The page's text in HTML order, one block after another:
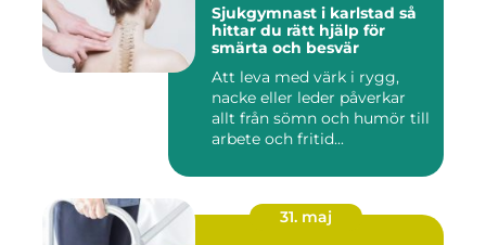
Sjukgymnast i karlstad så
hittar du rätt hjälp för
smärta och besvär
Att leva med värk i rygg,
nacke eller leder påverkar
allt från sömn och humör till
arbete och fritid...
31. maj